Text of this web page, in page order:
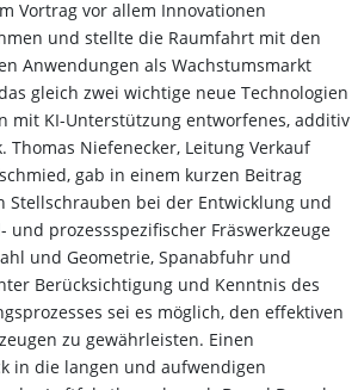
Vortrag vor allem Innovationen
und stellte die Raumfahrt mit den
Anwendungen als Wachstumsmarkt
gleich zwei wichtige neue Technologien
mit KI-Unterstützung entworfenes, additiv
Thomas Niefenecker, Leitung Verkauf
gab in einem kurzen Beitrag
Stellschrauben bei der Entwicklung und
und prozessspezifischer Fräswerkzeuge
und Geometrie, Spanabfuhr und
Berücksichtigung und Kenntnis des
sei es möglich, den effektiven
zu gewährleisten. Einen
in die langen und aufwendigen